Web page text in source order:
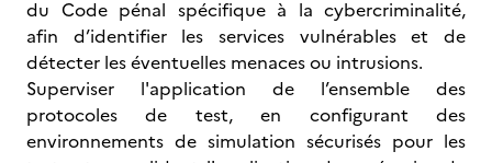
du Code pénal spécifique à la cybercriminalité,
afin d’identifier les services vulnérables et de
détecter les éventuelles menaces ou intrusions.
Superviser l'application de l’ensemble des
protocoles de test, en configurant des
environnements de simulation sécurisés pour les